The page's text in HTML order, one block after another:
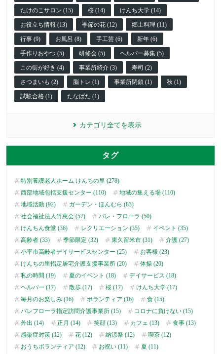
たけのこサロン (15) 桜 (14) けんち大学 (14)
お役立ち情報 (13) 季節の花 (12) 郷土料理 (11)
行事 (9) お風呂 (8) 手工芸 (6) 新年 (6)
手作りおやつ (5) 研修会 (5) ヘルパー募集 (5)
この街が好き (4) 事業所紹介 (3) 寿司 (2)
さつまいも (2) 脳トレ (1) 事業所閉鎖 (1) 秋 (1)
試験合格 (1) たなばた (1)
カテゴリ全てを表示
タグ
特別養護老人ホーム けんちの里 (278)
西部地域包括支援センター (110)
地域の集える場 (110)
地域活動 (92)
ガーデン・ほんむら (83)
社会福祉法人竹恵会 (57)
パレ・フローラ (50)
けんちん食堂 (36)
レクリエーション (35)
イベント (35)
高齢者 (33)
季節限定 (32) 東久留米市 (31)
介護 (27)
小平市高齢者デイサービスセンター (25)
お客様 (23)
けんちの里指定居宅介護支援事業所 (20)
体操 (20)
私の時間 (19)
夏のイベント (18)
デイサービス (18)
ヘルパー (17)
散歩 (17) 桜 (17)
けんち大学 (17)
毎月のお楽しみ (16)
ボランティア (16)
食 (15)
パレフローラ指定訪問介護事業所 (15)
コロナに負けない (15)
外出 (14)
正月 (14) 笑顔 (13) カフェ (13)
食事 (13)
感染症対策 (12)
花 (12) 納涼祭 (12)
喫茶 (12)
おうちボランティア (12)
お祝い (11)
夏 (11)